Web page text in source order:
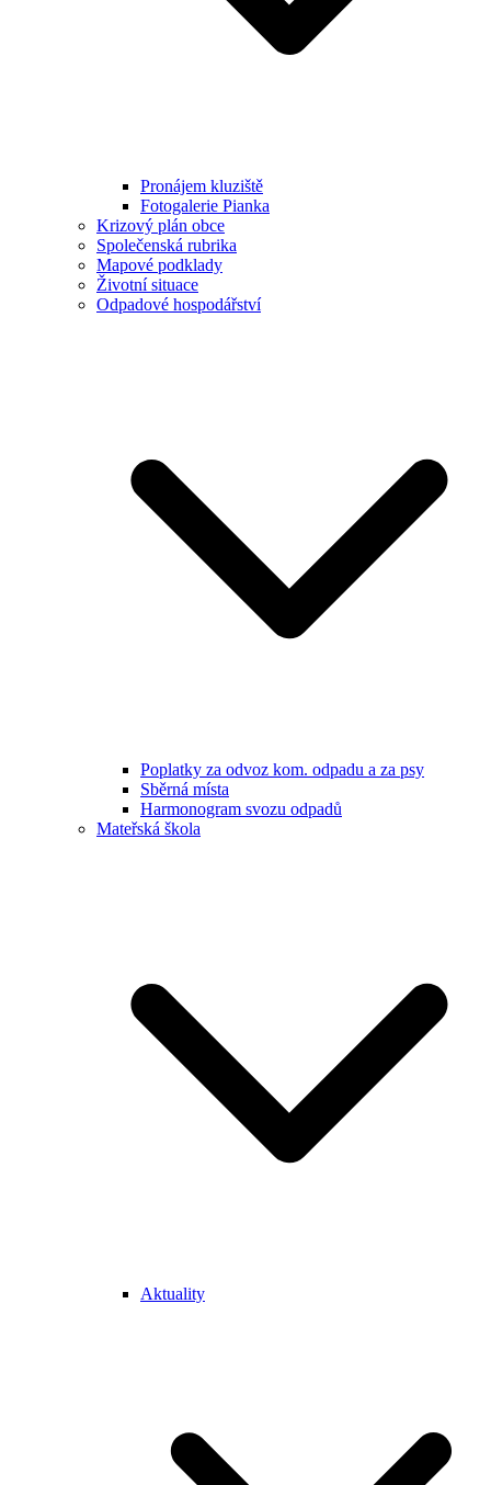
Pronájem kluziště
Fotogalerie Pianka
Krizový plán obce
Společenská rubrika
Mapové podklady
Životní situace
Odpadové hospodářství
Poplatky za odvoz kom. odpadu a za psy
Sběrná místa
Harmonogram svozu odpadů
Mateřská škola
Aktuality